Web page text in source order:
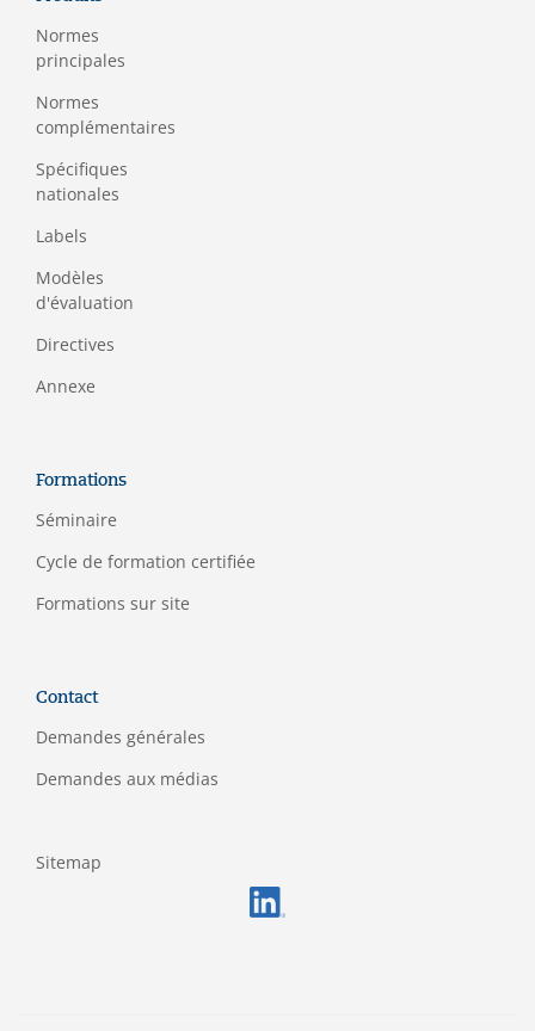
Normes
principales
Normes
complémentaires
Spécifiques
nationales
Labels
Modèles
d'évaluation
Directives
Annexe
Formations
Séminaire
Cycle de formation certifiée
Formations sur site
Contact
Demandes générales
Demandes aux médias
Sitemap